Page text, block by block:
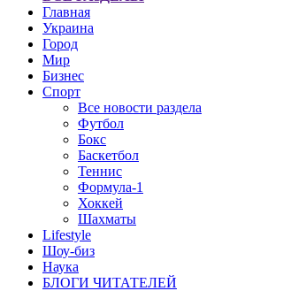
Главная
Украина
Город
Мир
Бизнес
Спорт
Все новости раздела
Футбол
Бокс
Баскетбол
Теннис
Формула-1
Хоккей
Шахматы
Lifestyle
Шоу-биз
Наука
БЛОГИ ЧИТАТЕЛЕЙ